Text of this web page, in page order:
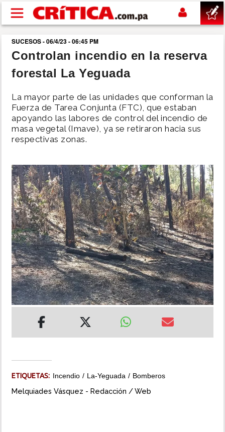
Pasar al contenido principal
buscar
SUCESOS
NACIONAL
POLÍTICA
DEPORTES
MUNDO
INSÓLITAS
MULTIMEDIA
IMPRESO
SUCESOS - 06/4/23 - 06:45 PM
Controlan incendio en la reserva
forestal La Yeguada
La mayor parte de las unidades que conforman la
Fuerza de Tarea Conjunta (FTC), que estaban
apoyando las labores de control del incendio de
masa vegetal (Imave), ya se retiraron hacia sus
respectivas zonas.
ETIQUETAS: Incendio La-Yeguada Bomberos
Melquiades Vásquez - Redacción / Web